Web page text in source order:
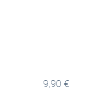
9,90 €Preço